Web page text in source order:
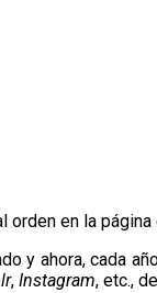
orden en la
y ahora, cada
, Instagram, etc.,